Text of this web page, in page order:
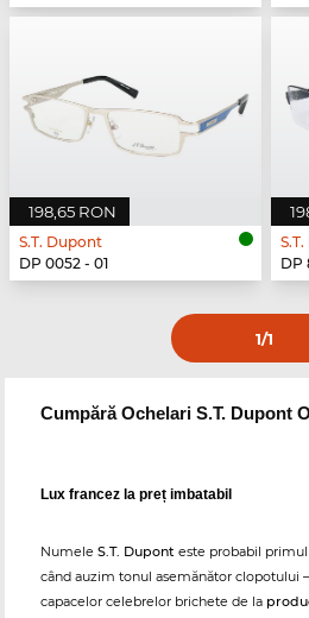
198,65 RON
S.T. Dupont
DP 0052 - 01
DP
1/1
Cumpără Ochelari S.T. Dupont
Lux francez la preț imbatabil
Numele S.T. Dupont este probabil
când auzim tonul asemănător clopotului
capacelor celebrelor brichete de la